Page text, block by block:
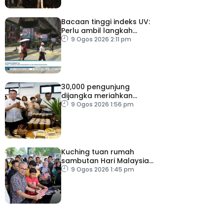
Bacaan tinggi indeks UV:
Perlu ambil langkah
perlindungan, elak risiko
9 Ogos 2026 2:11 pm
30,000 pengunjung
dijangka meriahkan
Karnival Jom Makan Ipoh
9 Ogos 2026 1:56 pm
Kuching tuan rumah
sambutan Hari Malaysia
20269 Ogos 2026 1:45 pm